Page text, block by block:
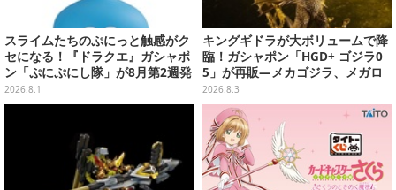
スライムたちのぷにっと触感がク
セになる！『ドラクエ』ガシャポ
ン「ぷにぷにし隊」が8月第2週発
売―全4種ではぐれメタルは固め
2026.8.1
キングギドラが大ボリュームで降
臨！ガシャポン「HGD+ ゴジラ0
5」が再販―メカゴジラ、メガロ
なども揃った全4種
2026.8.3